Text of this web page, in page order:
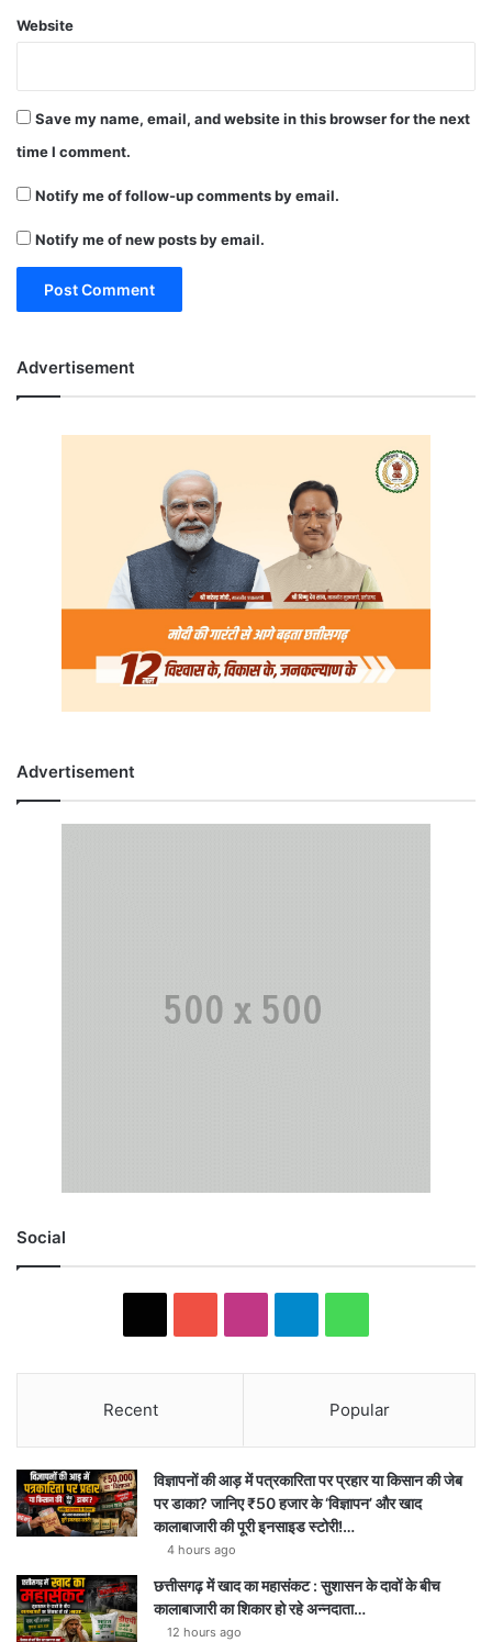
Website
Save my name, email, and website in this browser for the next
time I comment.
Notify me of follow-up comments by email.
Notify me of new posts by email.
Advertisement
Advertisement
Social
Recent Popular
विज्ञापनों की आड़ में पत्रकारिता पर प्रहार या किसान की जेब
पर डाका? जानिए ₹50 हजार के ‘विज्ञापन’ और खाद
कालाबाजारी की पूरी इनसाइड स्टोरी!…
4 hours ago
छत्तीसगढ़ में खाद का महासंकट : सुशासन के दावों के बीच
कालाबाजारी का शिकार हो रहे अन्नदाता…
12 hours ago